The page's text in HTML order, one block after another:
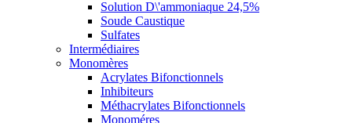
Solution D\'ammoniaque 24,5%
Soude Caustique
Sulfates
Intermédiaires
Monomères
Acrylates Bifonctionnels
Inhibiteurs
Méthacrylates Bifonctionnels
Monoméres